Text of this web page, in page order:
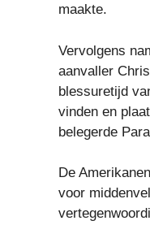
maakte.
Vervolgens
aanvaller
blessuretijd
vinden en
belegerde
De
voor